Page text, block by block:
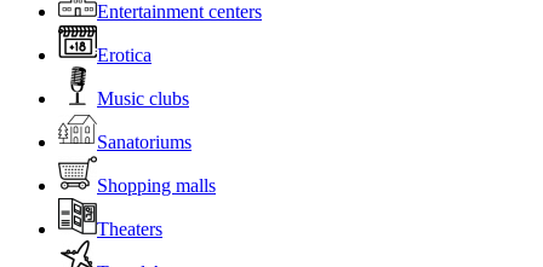
Entertainment centers
Erotica
Music clubs
Sanatoriums
Shopping malls
Theaters